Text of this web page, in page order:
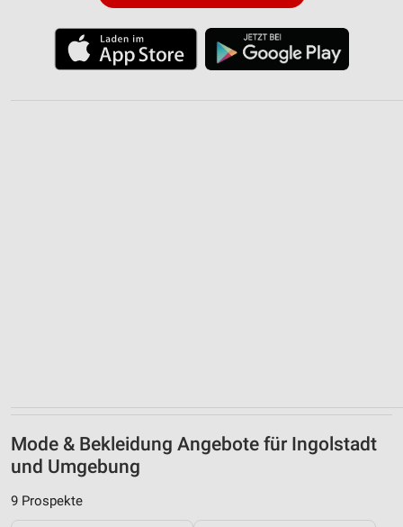
Mode & Bekleidung Angebote für Ingolstadt
und Umgebung
9 Prospekte